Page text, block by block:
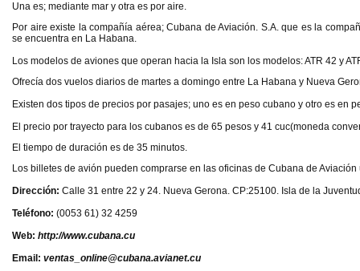
Una es; mediante mar y otra es por aire.
Por aire existe la compañía aérea; Cubana de Aviación. S.A. que es la
se encuentra en La Habana.
Los modelos de aviones que operan hacia la Isla son los modelos: ATR 42 y
Ofrecía dos vuelos diarios de martes a domingo entre La Habana y Nueva
Existen dos tipos de precios por pasajes; uno es en peso cubano y otro es en
El precio por trayecto para los cubanos es de 65 pesos y 41 cuc(moneda
El tiempo de duración es de 35 minutos.
Los billetes de avión pueden comprarse en las oficinas de Cubana de Aviación
Dirección: Calle 31 entre 22 y 24. Nueva Gerona. CP:25100. Isla de la
Teléfono: (0053 61) 32 4259
Web: http://www.cubana.cu
Email: ventas_online@cubana.avianet.cu